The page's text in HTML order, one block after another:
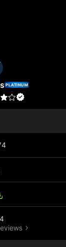
PLATINUM